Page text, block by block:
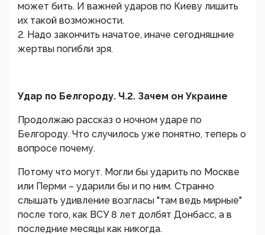
может бить. И важней ударов по Киеву лишить
их такой возможности.
2. Надо закончить начатое, иначе сегодняшние
жертвы погибли зря.
Удар по Белгороду. Ч.2. Зачем он Украине
Продолжаю рассказ о ночном ударе по
Белгороду. Что случилось уже понятно, теперь о
вопросе почему.
Потому что могут. Могли бы ударить по Москве
или Перми – ударили бы и по ним. Странно
слышать удивление возгласы "там ведь мирные"
после того, как ВСУ 8 лет долбят Донбасс, а в
последние месяцы как никогда.